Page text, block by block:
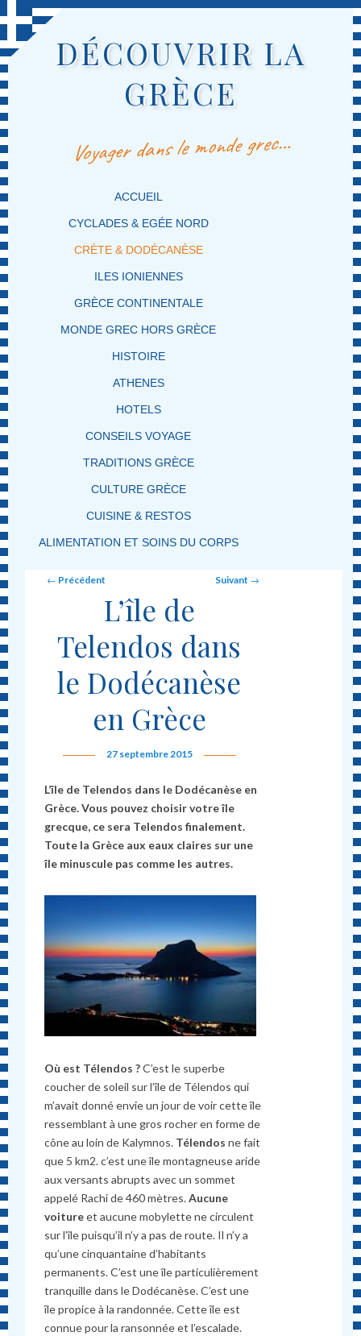
DÉCOUVRIR LA
GRÈCE
Voyager dans le monde grec…
MENU PRINCIPAL
MASQUER LA NAVIGATION PRINCIPALE
MASQUER LA NAVIGATION SECONDAIRE
ACCUEIL
CYCLADES & EGÉE NORD
CRÈTE & DODÉCANÈSE
ILES IONIENNES
GRÈCE CONTINENTALE
MONDE GREC HORS GRÈCE
HISTOIRE
ATHENES
HOTELS
CONSEILS VOYAGE
TRADITIONS GRÈCE
CULTURE GRÈCE
CUISINE & RESTOS
ALIMENTATION ET SOINS DU CORPS
Post navigation
← Précédent Suivant →
L’île de
Telendos dans
le Dodécanèse
en Grèce
27 septembre 2015
L’île de Telendos dans le Dodécanèse en
Grèce. Vous pouvez choisir votre île
grecque, ce sera Telendos finalement.
Toute la Grèce aux eaux claires sur une
île minuscule pas comme les autres.
Où est Télendos ?C’est le superbe
coucher de soleil sur l’île de Télendos qui
m’avait donné envie un jour de voir cette île
ressemblant à une gros rocher en forme de
cône au loin de Kalymnos. Télendos ne fait
que 5 km2. c’est une île montagneuse aride
aux versants abrupts avec un sommet
appelé Rachi de 460 mètres.Aucune
voitureet aucune mobylette ne circulent
sur l’île puisqu’il n’y a pas de route. Il n’y a
qu’une cinquantaine d’habitants
permanents. C’est une île particulièrement
tranquille dans le Dodécanèse. C’est une
île propice à la randonnée. Cette île est
connue pour la ransonnée et l’escalade.